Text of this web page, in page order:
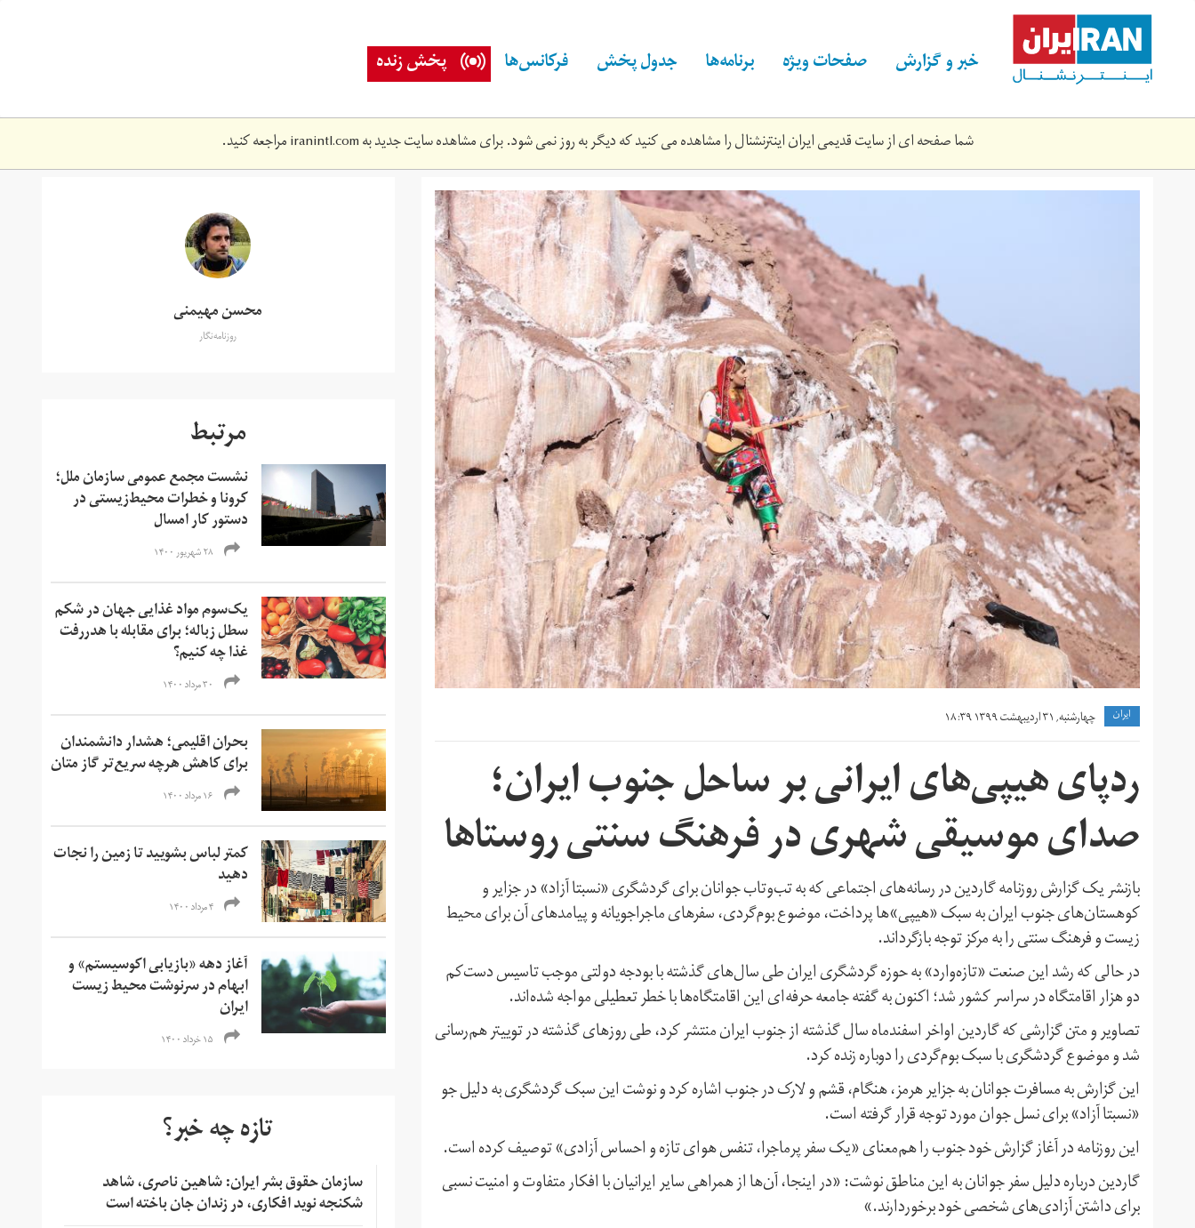
content خبر و گزارش صفحات ویژه برنامه‌ها جدول پخش فرکانس‌ها پخش زنده
شما صفحه ای از سایت قدیمی ایران اینترنشنال را مشاهده می کنید که دیگر به روز نمی شود. برای مشاهده سایت جدید بهiranintl.comمراجعه کنید.
img_0763.jpg
ايران چهارشنبه, ۳۱ اردیبهشت ۱۳۹۹ ۱۸:۳۹
ردپای هیپی‌‌های ایرانی بر ساحل جنوب ایران؛‌
صدای موسیقی شهری در فرهنگ سنتی روستاها
بازنشر یک گزارش روزنامه گاردین در رسانه‌های اجتماعی که به تب‌وتاب جوانان برای گردشگری «نسبتا آزاد» در جزایر و
کوهستان‌های جنوب ایران به سبک «هیپی»ها پرداخت،‌ موضوع بوم‌گردی، سفرهای ماجراجویانه و پیامدهای آن برای محیط
زیست و فرهنگ سنتی را به مرکز توجه بازگرداند.
در حالی که رشد این صنعت «تازه‌وارد» به حوزه گردشگری ایران طی سال‌های گذشته با بودجه دولتی موجب تاسیس دست‌کم
دو هزار اقامتگاه در سراسر کشور شد؛ اکنون به گفته جامعه حرفه‌ای این اقامتگاه‌ها با خطر تعطیلی مواجه شده‌اند.
تصاویر و متن گزارشی که گاردین اواخر اسفندماه سال گذشته از جنوب ایران منتشر کرد، طی روز‌های گذشته در توییتر هم‌رسانی
شد و موضوع گردشگری با سبک بوم‌گردی را دوباره زنده کرد.
این گزارش به مسافرت جوانان به جزایر هرمز، هنگام،‌ قشم و لارک در جنوب اشاره کرد و نوشت این سبک گردشگری به دلیل جو
«نسبتا آزاد» برای نسل جوان مورد توجه قرار گرفته است.
این روزنامه در آغاز گزارش خود جنوب را هم‌معنای «یک سفر پرماجرا، تنفس هوای تازه و احساس آزادی» توصیف کرده است.
گاردین درباره دلیل سفر جوانان به این مناطق نوشت: «در اینجا،‌ آن‌ها از همراهی سایر ایرانیان با افکار متفاوت و امنیت نسبی
برای داشتن آزادی‌های شخصی خود برخوردارند.»
محسن مهیمنی
روزنامه‌نگار
مرتبط
نشست مجمع عمومی سازمان ملل؛
کرونا و خطرات محیط‌زیستی در
دستور کار امسال
۲۸ شهریور ۱۴۰۰
یک‌سوم مواد غذایی جهان در شکم
سطل زباله؛ برای مقابله با هدر‌رفت
غذا چه کنیم؟
۳۰ مرداد ۱۴۰۰
بحران اقلیمی؛ هشدار دانشمندان
برای کاهش هرچه سریع‌تر گاز متان
۱۶ مرداد ۱۴۰۰
کمتر لباس بشویید تا زمین را نجات
دهید
۴ مرداد ۱۴۰۰
آغاز دهه‌ «بازیابی اکوسیستم» و
ابهام در سرنوشت محیط زیست
ایران
۱۵ خرداد ۱۴۰۰
تازه چه خبر؟
سازمان حقوق بشر ایران: شاهین ناصری، شاهد
شکنجه نوید افکاری، در زندان جان باخته است